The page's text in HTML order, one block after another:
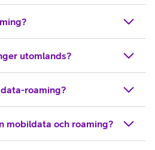
utomlands?
roaming?
mobildata och roaming?